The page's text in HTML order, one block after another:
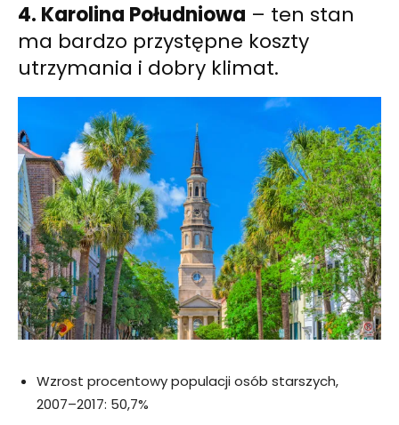
4. Karolina Południowa – ten stan
ma bardzo przystępne koszty
utrzymania i dobry klimat.
Wzrost procentowy populacji osób starszych,
2007–2017: 50,7%